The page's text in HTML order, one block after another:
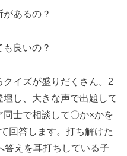
があるの？
も良いの？
イズが盛りだくさん。2
し、大きな声で出題して
士で相談して〇か×かを
回答します。打ち解けた
答えを耳打ちしている子